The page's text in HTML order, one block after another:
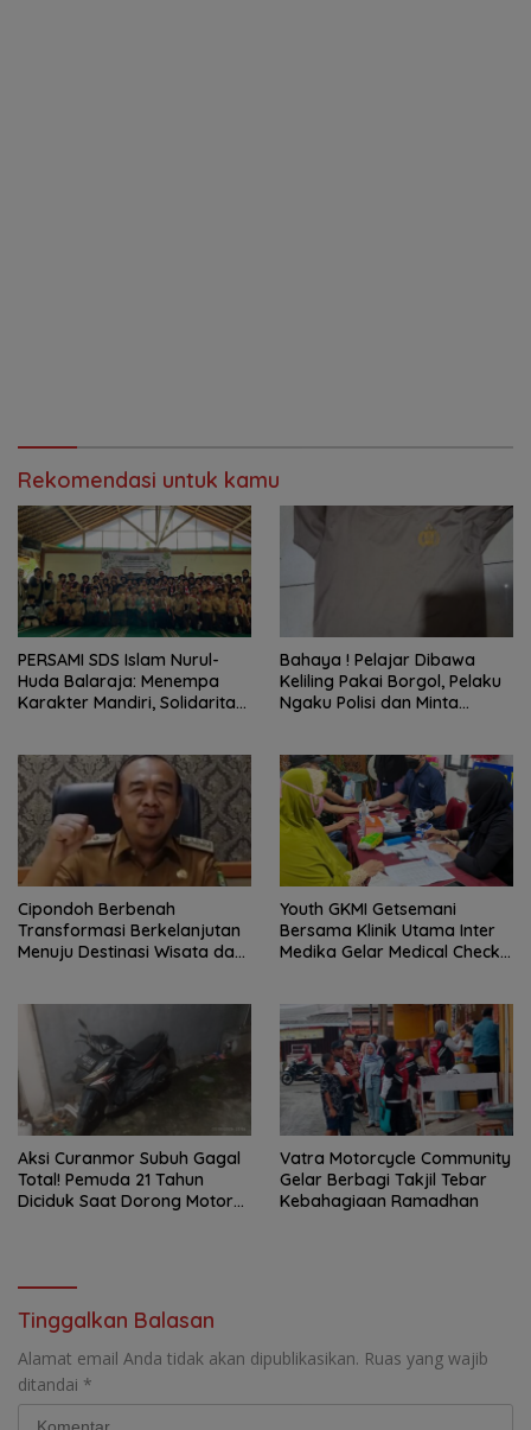
Rekomendasi untuk kamu
PERSAMI SDS Islam Nurul-
Huda Balaraja: Menempa
Karakter Mandiri, Solidaritas,
Bahaya ! Pelajar Dibawa
Keliling Pakai Borgol, Pelaku
Ngaku Polisi dan Minta
Cipondoh Berbenah
Transformasi Berkelanjutan
Menuju Destinasi Wisata dan
Youth GKMI Getsemani
Bersama Klinik Utama Inter
Medika Gelar Medical Check
Aksi Curanmor Subuh Gagal
Total! Pemuda 21 Tahun
Diciduk Saat Dorong Motor
Vatra Motorcycle Community
Gelar Berbagi Takjil Tebar
Kebahagiaan Ramadhan
Tinggalkan Balasan
Alamat email Anda tidak akan dipublikasikan. Ruas yang wajib
ditandai *